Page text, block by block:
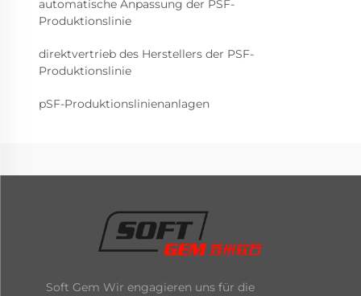
automatische Anpassung der PSF-
Produktionslinie
direktvertrieb des Herstellers der PSF-
Produktionslinie
pSF-Produktionslinienanlagen
Soft Gem Wir engagieren uns für die